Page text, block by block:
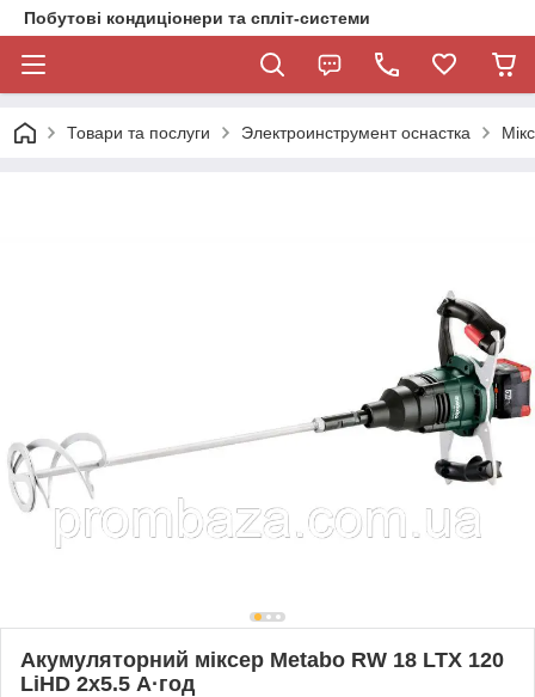
Побутові кондиціонери та спліт-системи
Товари та послуги Электроинструмент оснастка
Акумуляторний міксер Metabo RW 18 LTX 120
LiHD 2x5.5 А·год